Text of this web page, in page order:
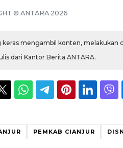
© ANTARA 2026
keras mengambil konten, melakukan
dari Kantor Berita ANTARA.
PEMKAB CIANJUR